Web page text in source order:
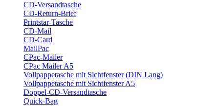
CD-Versandtasche
CD-Return-Brief
Printstar-Tasche
CD-Mail
CD-Card
MailPac
CPac-Mailer
CPac Mailer A5
Vollpappetasche mit Sichtfenster (DIN Lang)
Vollpappetasche mit Sichtfenster A5
Doppel-CD-Versandtasche
Quick-Bag